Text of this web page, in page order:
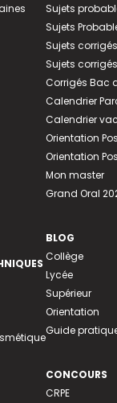
Sujets
Sujets
Sujets
Sujets
Corrigés Bac
Calendrier
Calendrier
Orientation
Orientation
Mon master
Grand Oral
BLOG
Collège
Lycée
Supérieur
Orientation
Guide
CONCOURS
CRPE